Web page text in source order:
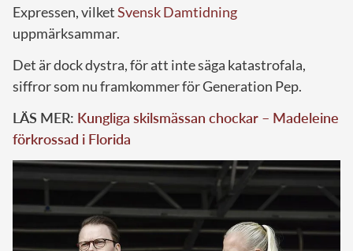
Expressen, vilketSvensk Damtidning
uppmärksammar.
Det är dock dystra, för att inte säga katastrofala,
siffror som nu framkommer för Generation Pep.
LÄS MER: Kungliga skilsmässan chockar – Madeleine
förkrossad i Florida